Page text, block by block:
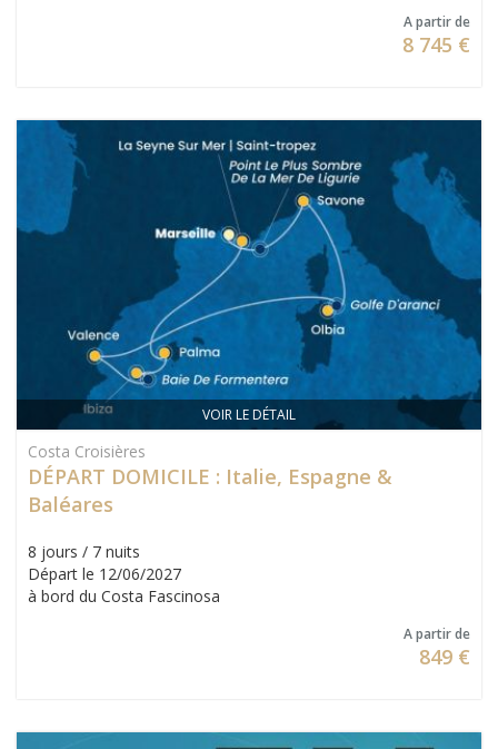
A partir de
8 745 €
VOIR LE DÉTAIL
Costa Croisières
DÉPART DOMICILE : Italie, Espagne &
Baléares
8 jours / 7 nuits
Départ le 12/06/2027
à bord du Costa Fascinosa
A partir de
849 €